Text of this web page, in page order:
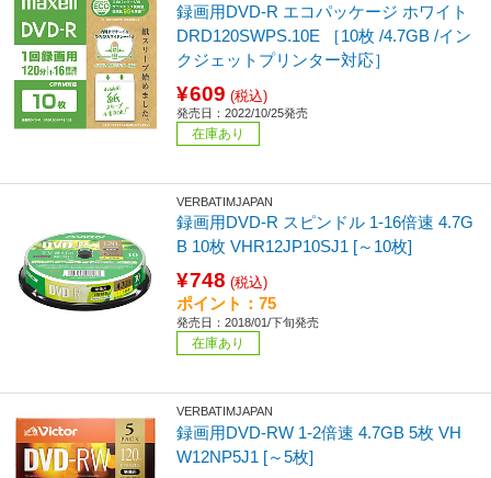
録画用DVD-R エコパッケージ ホワイト
DRD120SWPS.10E ［10枚 /4.7GB /イン
クジェットプリンター対応］
¥609 (税込)
発売日：2022/10/25発売
在庫あり
VERBATIMJAPAN
録画用DVD-R スピンドル 1-16倍速 4.7G
B 10枚 VHR12JP10SJ1 [～10枚]
¥748 (税込)
ポイント：75
発売日：2018/01/下旬発売
在庫あり
VERBATIMJAPAN
録画用DVD-RW 1-2倍速 4.7GB 5枚 VH
W12NP5J1 [～5枚]